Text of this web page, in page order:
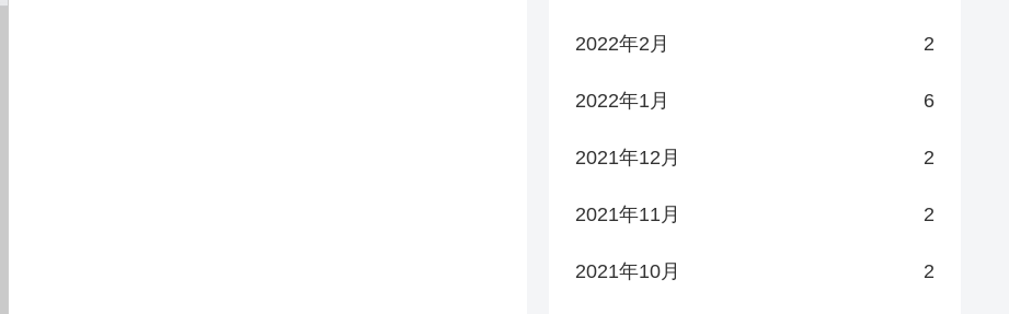
2022年2月 2
2022年1月 6
2021年12月 2
2021年11月 2
2021年10月 2